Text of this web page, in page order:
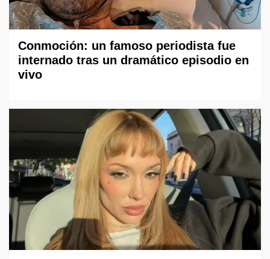
Conmoción: un famoso periodista fue
internado tras un dramático episodio en
vivo